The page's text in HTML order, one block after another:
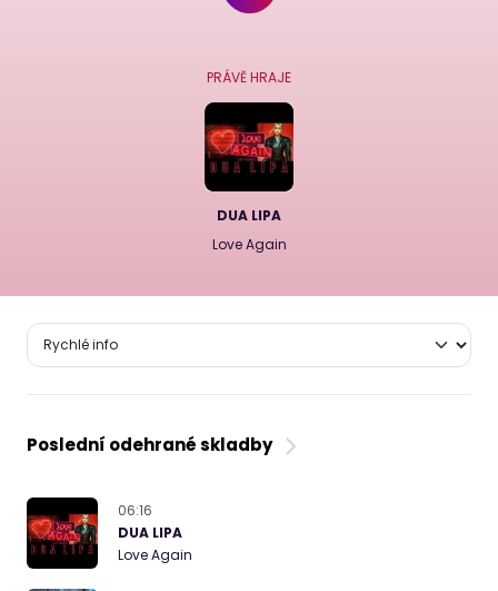
PRÁVĚ HRAJE
DUA LIPA
Love Again
Poslední odehrané skladby
06:16
DUA LIPA
Love Again